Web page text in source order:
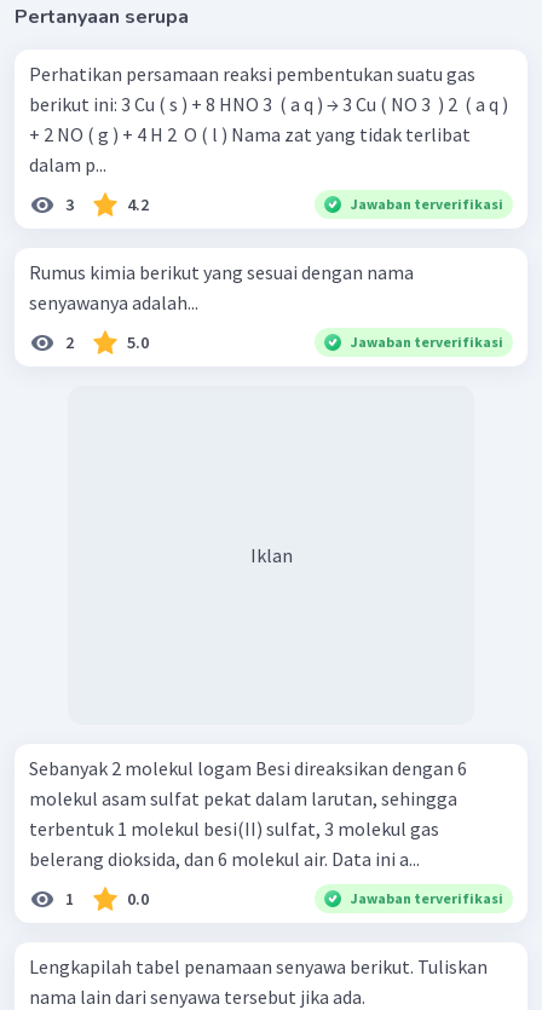
Pertanyaan serupa
Perhatikan persamaan reaksi pembentukan suatu gas
berikut ini: 3 Cu ( s ) + 8 HNO 3 ​ ( a q ) → 3 Cu ( NO 3 ​ ) 2 ​ ( a q )
+ 2 NO ( g ) + 4 H 2 ​ O ( l ) Nama zat yang tidak terlibat
dalam p...
3 4.2 Jawaban terverifikasi
Rumus kimia berikut yang sesuai dengan nama
senyawanya adalah...
2 5.0 Jawaban terverifikasi
Iklan
Sebanyak 2 molekul logam Besi direaksikan dengan 6
molekul asam sulfat pekat dalam larutan, sehingga
terbentuk 1 molekul besi(II) sulfat, 3 molekul gas
belerang dioksida, dan 6 molekul air. Data ini a...
1 0.0 Jawaban terverifikasi
Lengkapilah tabel penamaan senyawa berikut. Tuliskan
nama lain dari senyawa tersebut jika ada.